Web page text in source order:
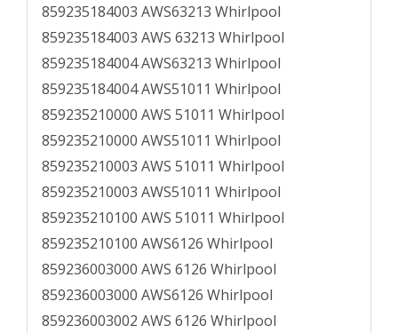
859235184003 AWS63213 Whirlpool
859235184003 AWS 63213 Whirlpool
859235184004 AWS63213 Whirlpool
859235184004 AWS51011 Whirlpool
859235210000 AWS 51011 Whirlpool
859235210000 AWS51011 Whirlpool
859235210003 AWS 51011 Whirlpool
859235210003 AWS51011 Whirlpool
859235210100 AWS 51011 Whirlpool
859235210100 AWS6126 Whirlpool
859236003000 AWS 6126 Whirlpool
859236003000 AWS6126 Whirlpool
859236003002 AWS 6126 Whirlpool